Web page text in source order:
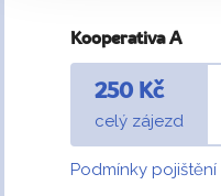
Kooperativa A
250 Kč
celý zájezd
Podmínky pojištění